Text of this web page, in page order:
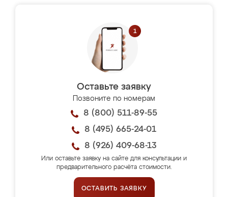
Оставьте заявку
Позвоните по номерам
8 (800) 511-89-55
8 (495) 665-24-01
8 (926) 409-68-13
Или оставьте заявку на сайте для консультации и
предварительного расчёта стоимости.
ОСТАВИТЬ ЗАЯВКУ